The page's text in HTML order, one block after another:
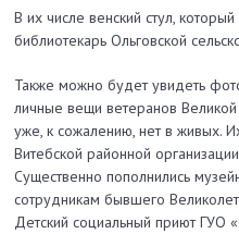
В их числе венский стул,
библиотекарь Ольговской
Также можно будет увидеть
личные вещи ветеранов
уже, к сожалению, нет в живых.
Витебской районной
Существенно пополнились
сотрудникам бывшего
Детский социальный приют ГУО